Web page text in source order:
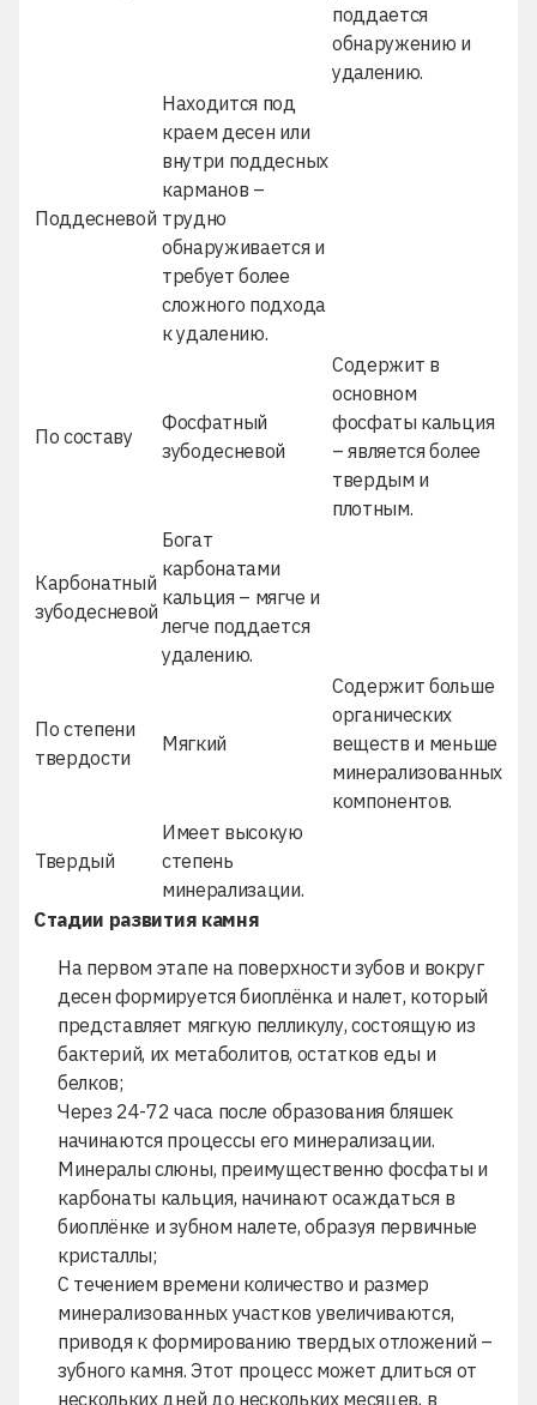
поддается
обнаружению и
удалению.
Поддесневой
Находится под
краем десен или
внутри поддесных
карманов –
трудно
обнаруживается и
требует более
сложного подхода
к удалению.
По составу
Фосфатный
зубодесневой
Содержит в
основном
фосфаты кальция
– является более
твердым и
плотным.
Карбонатный
зубодесневой
Богат
карбонатами
кальция – мягче и
легче поддается
удалению.
По степени
твердости
Мягкий
Содержит больше
органических
веществ и меньше
минерализованных
компонентов.
Твердый
Имеет высокую
степень
минерализации.
Стадии развития камня
На первом этапе на поверхности зубов и вокруг
десен формируется биоплёнка и налет, который
представляет мягкую пелликулу, состоящую из
бактерий, их метаболитов, остатков еды и
белков;
Через 24-72 часа после образования бляшек
начинаются процессы его минерализации.
Минералы слюны, преимущественно фосфаты и
карбонаты кальция, начинают осаждаться в
биоплёнке и зубном налете, образуя первичные
кристаллы;
С течением времени количество и размер
минерализованных участков увеличиваются,
приводя к формированию твердых отложений –
зубного камня. Этот процесс может длиться от
нескольких дней до нескольких месяцев, в